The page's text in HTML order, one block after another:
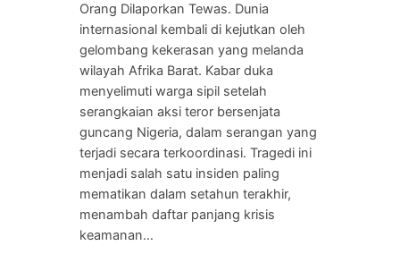
Orang Dilaporkan Tewas. Dunia
internasional kembali di kejutkan oleh
gelombang kekerasan yang melanda
wilayah Afrika Barat. Kabar duka
menyelimuti warga sipil setelah
serangkaian aksi teror bersenjata
guncang Nigeria, dalam serangan yang
terjadi secara terkoordinasi. Tragedi ini
menjadi salah satu insiden paling
mematikan dalam setahun terakhir,
menambah daftar panjang krisis
keamanan…